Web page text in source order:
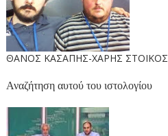
ΘΑΝΟΣ ΚΑΣΑΠΗΣ-ΧΑΡΗΣ ΣΤΟΙΚΟΣ
Αναζήτηση αυτού του ιστολογίου